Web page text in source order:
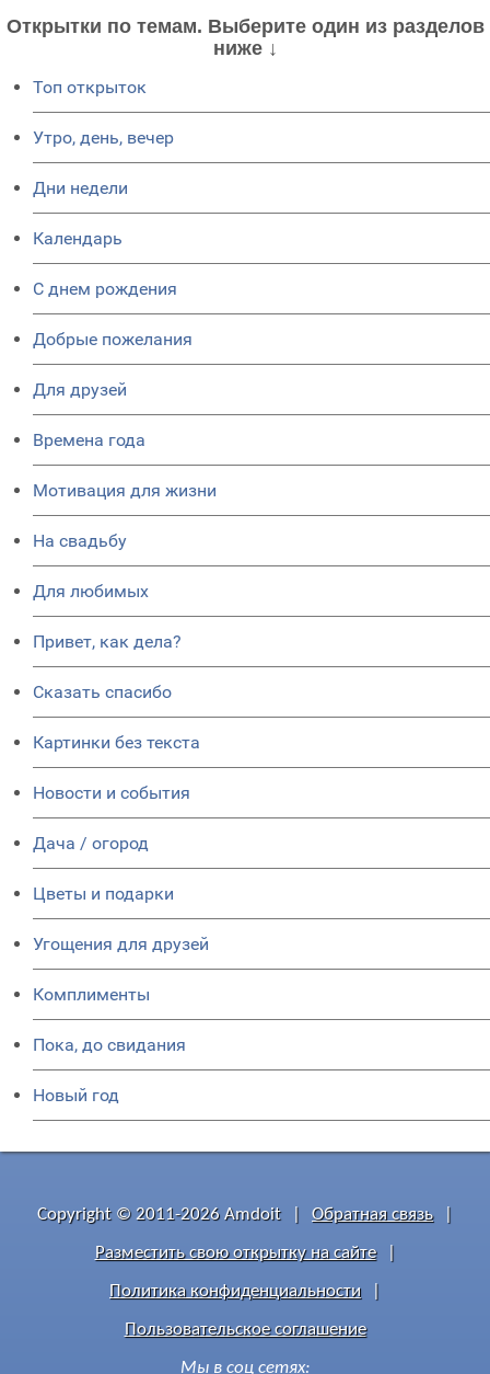
Открытки по темам. Выберите один из разделов
ниже ↓
Топ открыток
Утро, день, вечер
Дни недели
Календарь
C днем рождения
Добрые пожелания
Для друзей
Времена года
Мотивация для жизни
На свадьбу
Для любимых
Привет, как дела?
Сказать спасибо
Картинки без текста
Новости и события
Дача / огород
Цветы и подарки
Угощения для друзей
Комплименты
Пока, до свидания
Новый год
Copyright © 2011-2026 Amdoit Обратная связь
Разместить свою открытку на сайте
Политика конфиденциальности
Пользовательское соглашение
Мы в соц сетях: